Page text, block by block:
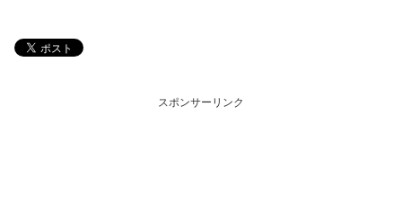
スポンサーリンク